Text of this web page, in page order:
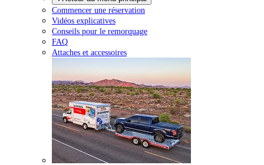
Commencer une réservation
Vidéos explicatives
Conseils pour le remorquage
FAQ
Attaches et accessoires